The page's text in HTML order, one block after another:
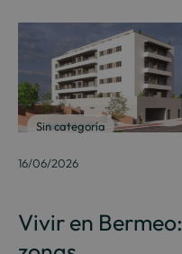
Sin categoría
16/06/2026
Vivir en Bermeo: